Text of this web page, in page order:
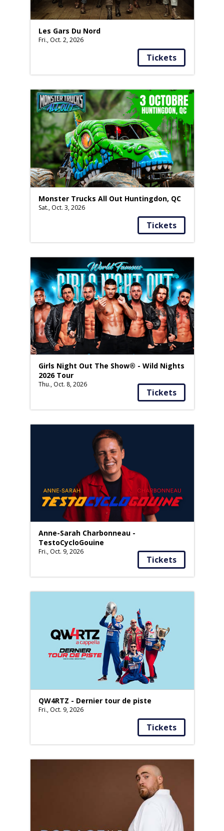
Les Gars Du Nord
Fri., Oct. 2, 2026
Tickets
Monster Trucks All Out Huntingdon, QC
Sat., Oct. 3, 2026
Tickets
Girls Night Out The Show® - Wild Nights
2026 Tour
Thu., Oct. 8, 2026
Tickets
Anne-Sarah Charbonneau -
TestoCycloGouine
Fri., Oct. 9, 2026
Tickets
QW4RTZ - Dernier tour de piste
Fri., Oct. 9, 2026
Tickets